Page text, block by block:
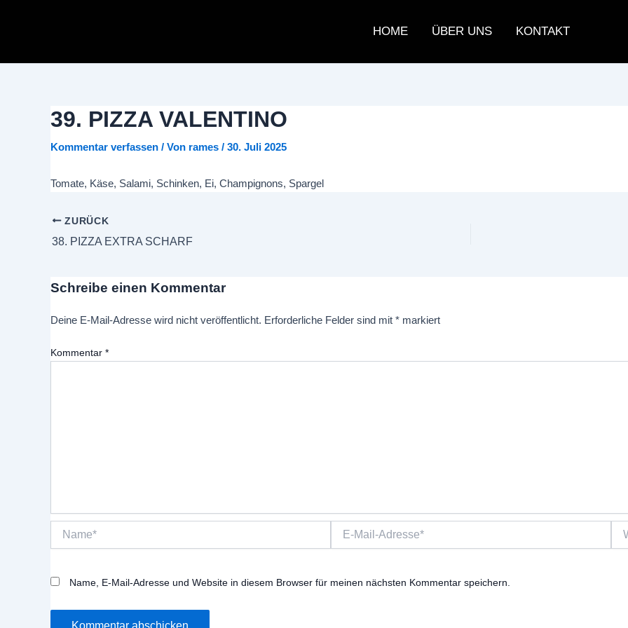
HOME ÜBER UNS KONTAKT
39. PIZZA VALENTINO
Kommentar verfassen / Von rames / 30. Juli 2025
Tomate, Käse, Salami, Schinken, Ei, Champignons, Spargel
ZURÜCK
38. PIZZA EXTRA SCHARF
Schreibe einen Kommentar
Deine E-Mail-Adresse wird nicht veröffentlicht. Erforderliche Felder sind mit * markiert
Kommentar *
Mail-
Name, E-Mail-Adresse und Website in diesem Browser für meinen nächsten Kommentar speichern.